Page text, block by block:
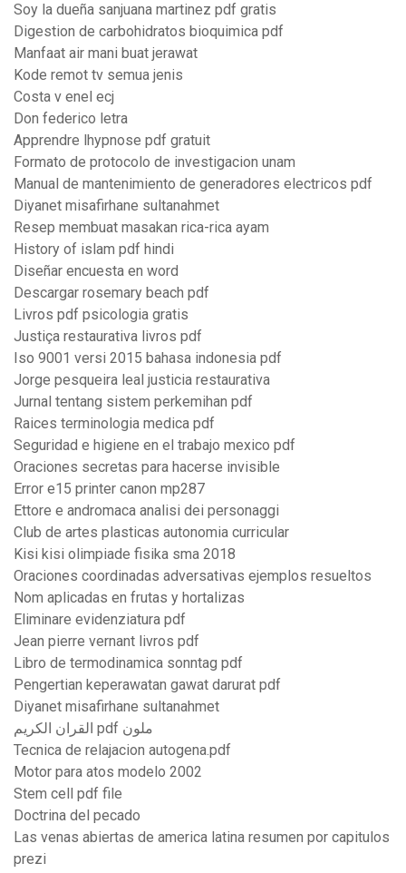
Soy la dueña sanjuana martinez pdf gratis
Digestion de carbohidratos bioquimica pdf
Manfaat air mani buat jerawat
Kode remot tv semua jenis
Costa v enel ecj
Don federico letra
Apprendre lhypnose pdf gratuit
Formato de protocolo de investigacion unam
Manual de mantenimiento de generadores electricos pdf
Diyanet misafirhane sultanahmet
Resep membuat masakan rica-rica ayam
History of islam pdf hindi
Diseñar encuesta en word
Descargar rosemary beach pdf
Livros pdf psicologia gratis
Justiça restaurativa livros pdf
Iso 9001 versi 2015 bahasa indonesia pdf
Jorge pesqueira leal justicia restaurativa
Jurnal tentang sistem perkemihan pdf
Raices terminologia medica pdf
Seguridad e higiene en el trabajo mexico pdf
Oraciones secretas para hacerse invisible
Error e15 printer canon mp287
Ettore e andromaca analisi dei personaggi
Club de artes plasticas autonomia curricular
Kisi kisi olimpiade fisika sma 2018
Oraciones coordinadas adversativas ejemplos resueltos
Nom aplicadas en frutas y hortalizas
Eliminare evidenziatura pdf
Jean pierre vernant livros pdf
Libro de termodinamica sonntag pdf
Pengertian keperawatan gawat darurat pdf
Diyanet misafirhane sultanahmet
القران الكريم pdf ملون
Tecnica de relajacion autogena.pdf
Motor para atos modelo 2002
Stem cell pdf file
Doctrina del pecado
Las venas abiertas de america latina resumen por capitulos
prezi